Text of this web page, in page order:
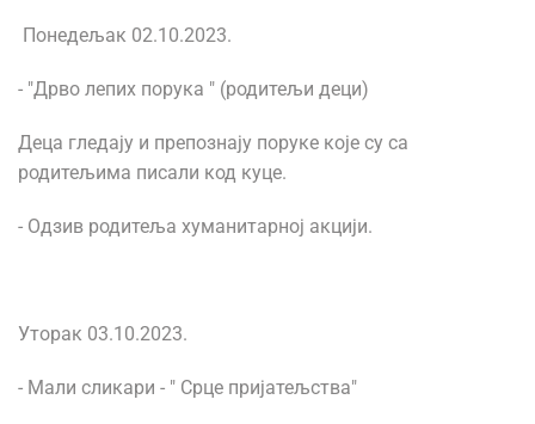
Понедељак 02.10.2023.
- "Дрво лепих порука " (родитељи деци)
Деца гледају и препознају поруке које су са
родитељима писали код куце.
- Одзив родитеља хуманитарној акцији.
Уторак 03.10.2023.
- Мали сликари - " Срце пријатељства"